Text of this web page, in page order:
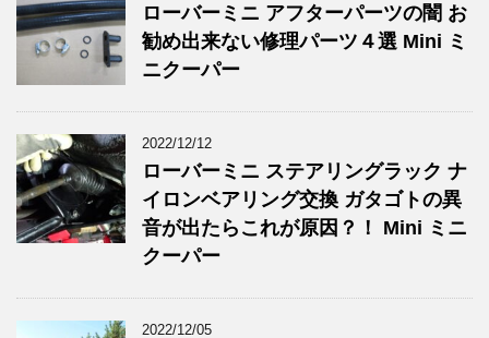
ローバーミニ アフターパーツの闇 お
勧め出来ない修理パーツ４選 Mini ミ
ニクーパー
2022/12/12
ローバーミニ ステアリングラック ナ
イロンベアリング交換 ガタゴトの異
音が出たらこれが原因？！ Mini ミニ
クーパー
2022/12/05